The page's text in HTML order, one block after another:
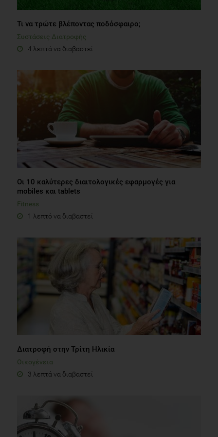
Τι να τρώτε βλέποντας ποδόσφαιρο;
Συστάσεις Διατροφής
4 λεπτά να διαβαστεί
Οι 10 καλύτερες διαιτολογικές εφαρμογές για
mobiles και tablets
Fitness
1 λεπτό να διαβαστεί
Διατροφή στην Τρίτη Ηλικία
Οικογένεια
3 λεπτά να διαβαστεί